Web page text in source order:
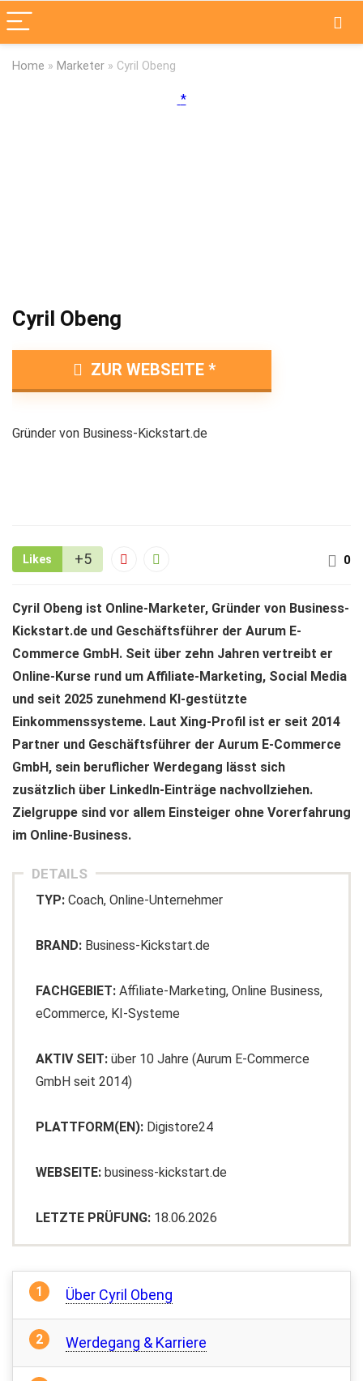
Home » Marketer » Cyril Obeng
Cyril Obeng
ZUR WEBSEITE
Gründer von Business-Kickstart.de
0
Likes +5
Cyril Obeng ist Online-Marketer, Gründer von Business-
Kickstart.de und Geschäftsführer der Aurum E-
Commerce GmbH. Seit über zehn Jahren vertreibt er
Online-Kurse rund um Affiliate-Marketing, Social Media
und seit 2025 zunehmend KI-gestützte
Einkommenssysteme. Laut Xing-Profil ist er seit 2014
Partner und Geschäftsführer der Aurum E-Commerce
GmbH, sein beruflicher Werdegang lässt sich
zusätzlich über LinkedIn-Einträge nachvollziehen.
Zielgruppe sind vor allem Einsteiger ohne Vorerfahrung
im Online-Business.
DETAILS
TYP: Coach, Online-Unternehmer
BRAND: Business-Kickstart.de
FACHGEBIET: Affiliate-Marketing, Online Business,
eCommerce, KI-Systeme
AKTIV SEIT: über 10 Jahre (Aurum E-Commerce
GmbH seit 2014)
PLATTFORM(EN): Digistore24
WEBSEITE: business-kickstart.de
LETZTE PRÜFUNG: 18.06.2026
Über Cyril Obeng
Werdegang & Karriere